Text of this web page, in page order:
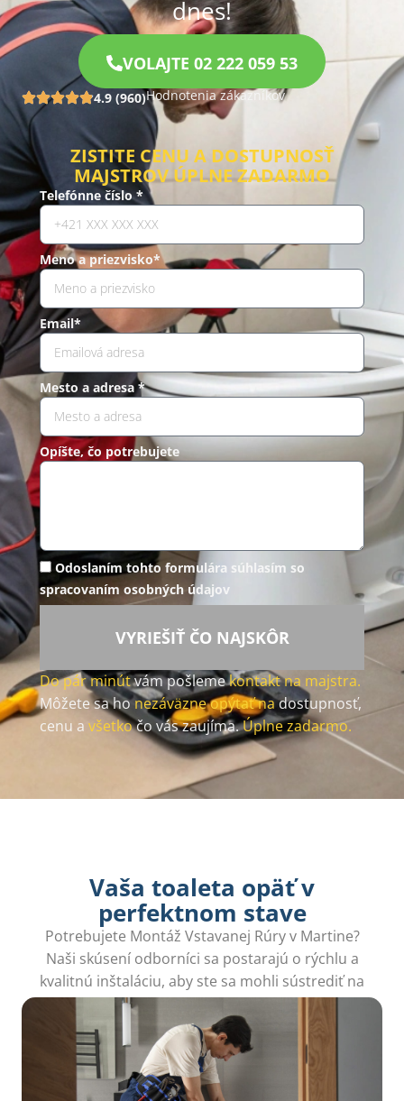
dnes!
VOLAJTE 02 222 059 53
4.9 (960)Hodnotenia zákazníkov
ZISTITE CENU A DOSTUPNOSŤ
MAJSTROV ÚPLNE ZADARMO
Telefónne číslo *
Meno a priezvisko*
Email*
Mesto a adresa *
Opíšte, čo potrebujete
Odoslaním tohto formulára súhlasím so
spracovaním osobných údajov
VYRIEŠIŤ ČO NAJSKÔR
Do pár minútvám pošlemekontakt na majstra.
Môžete sa honezáväzne opýtať nadostupnosť,
cenu a všetkočo vás zaujíma.Úplne zadarmo.
Vaša toaleta opäť v
perfektnom stave
Potrebujete Montáž Vstavanej Rúry v Martine?
Naši skúsení odborníci sa postarajú o rýchlu a
kvalitnú inštaláciu, aby ste sa mohli sústrediť na
varenie.